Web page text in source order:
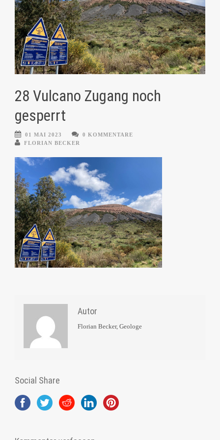
28 Vulcano Zugang noch
gesperrt
01 MAI 2023
0 KOMMENTARE
FLORIAN BECKER
Autor
Florian Becker, Geologe
Social Share